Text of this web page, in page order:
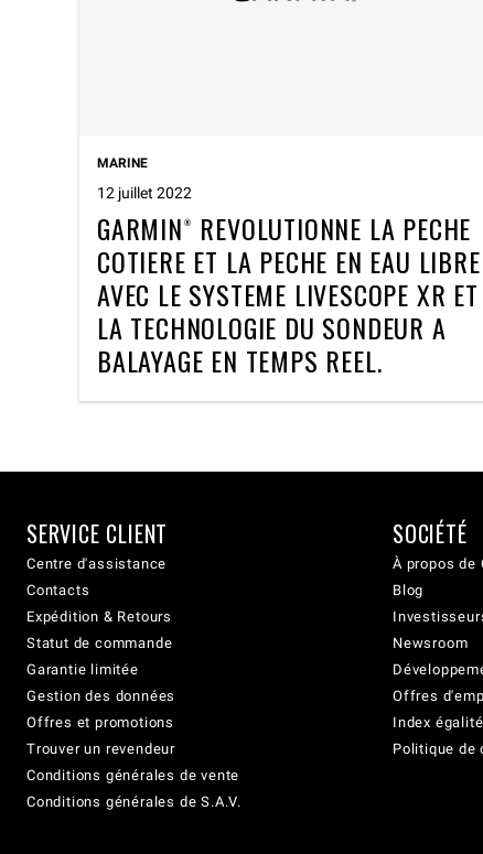
MARINE
12 juillet 2022
GARMIN® REVOLUTIONNE LA PECHE
COTIERE ET LA PECHE EN EAU LIBRE
AVEC LE SYSTEME LIVESCOPE XR ET
LA TECHNOLOGIE DU SONDEUR A
BALAYAGE EN TEMPS REEL.
SERVICE CLIENT
Centre d'assistance
Contacts
Expédition & Retours
Statut de commande
Garantie limitée
Gestion des données
Offres et promotions
Trouver un revendeur
Conditions générales de vente
Conditions générales de S.A.V.
SOCIÉTÉ
À propos de
Blog
Newsroom
Offres
Index
Politique de